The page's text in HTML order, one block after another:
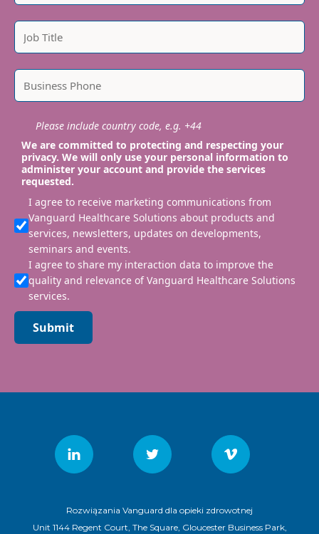
Please include country code, e.g. +44
We are committed to protecting and respecting your
privacy. We will only use your personal information to
administer your account and provide the services
requested.
I agree to receive marketing communications from
Vanguard Healthcare Solutions about products and
services, newsletters, updates on developments,
seminars and events.
I agree to share my interaction data to improve the
quality and relevance of Vanguard Healthcare Solutions
services.
Submit
Rozwiązania Vanguard dla opieki zdrowotnej
Unit 1144 Regent Court, The Square, Gloucester Business Park,